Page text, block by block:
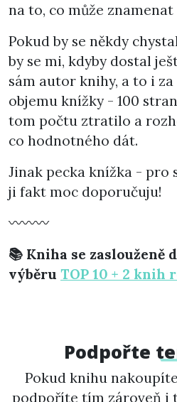
na to, co může
Pokud by se někdy
by se mi, kdyby dostal
sám autor knihy, a to i
objemu knížky - 100
tom počtu ztratilo a
co hodnotného dát.
Jinak pecka knížka - pro
ji fakt moc doporučuju!
〰〰〰
📚 Kniha se zaslouženě
výběru TOP 10 + 2 knih
Podpořte
Pokud knihu
podpoříte tím zároveň i